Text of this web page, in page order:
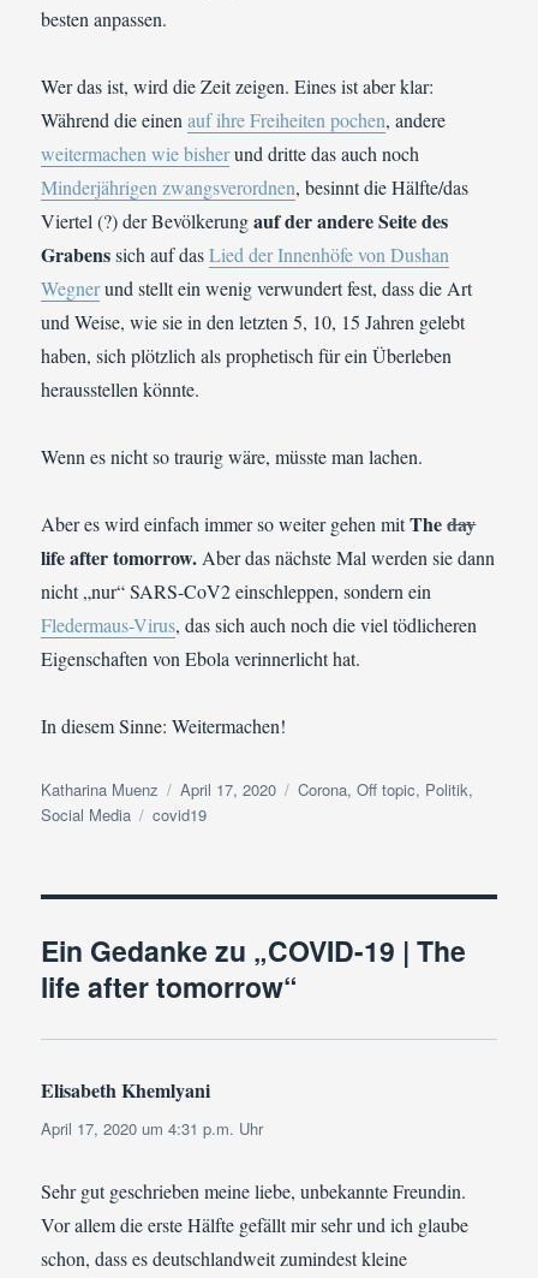
besten anpassen.
Wer das ist, wird die Zeit zeigen. Eines ist aber klar:
Während die einenauf ihre Freiheiten pochen, andere
weitermachen wie bisherund dritte das auch noch
Minderjährigen zwangsverordnen, besinnt die Hälfte/das
Viertel (?) der Bevölkerungauf der andere Seite des
Grabenssich auf dasLied der Innenhöfe von Dushan
Wegnerund stellt ein wenig verwundert fest, dass die Art
und Weise, wie sie in den letzten 5, 10, 15 Jahren gelebt
haben, sich plötzlich als prophetisch für ein Überleben
herausstellen könnte.
Wenn es nicht so traurig wäre, müsste man lachen.
Aber es wird einfach immer so weiter gehen mitTheday
life after tomorrow.Aber das nächste Mal werden sie dann
nicht „nur“ SARS-CoV2 einschleppen, sondern ein
Fledermaus-Virus, das sich auch noch die viel tödlicheren
Eigenschaften von Ebola verinnerlicht hat.
In diesem Sinne: Weitermachen!
Autor
Katharina Muenz
Veröffentlicht
am
April 17, 2020 Kategorien
Corona,Off topic, Politik,
Social Media
Schlagwörter
covid19
Ein Gedanke zu „COVID-19 | The
life after tomorrow“
Elisabeth Khemlyani
April 17, 2020 um 4:31 p.m. Uhr
Sehr gut geschrieben meine liebe, unbekannte Freundin.
Vor allem die erste Hälfte gefällt mir sehr und ich glaube
schon, dass es deutschlandweit zumindest kleine